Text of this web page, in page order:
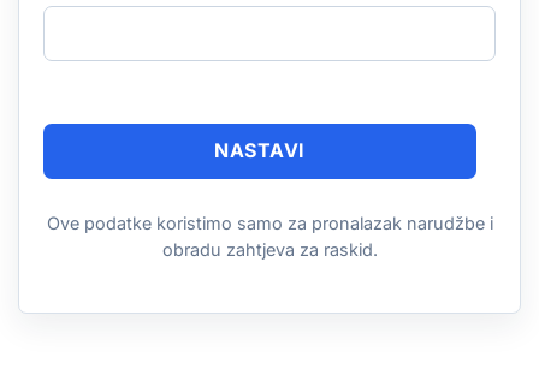
NASTAVI
Ove podatke koristimo samo za pronalazak narudžbe i
obradu zahtjeva za raskid.